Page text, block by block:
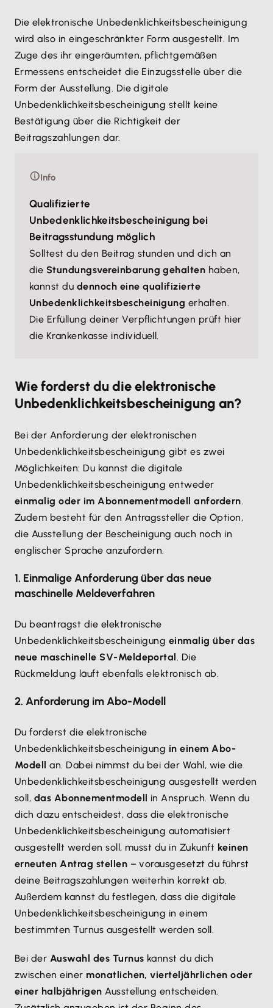
Die elektronische Unbedenklichkeitsbescheinigung
wird also in eingeschränkter Form ausgestellt. Im
Zuge des ihr eingeräumten, pflichtgemäßen
Ermessens entscheidet die Einzugsstelle über die
Form der Ausstellung. Die digitale
Unbedenklichkeitsbescheinigung stellt keine
Bestätigung über die Richtigkeit der
Beitragszahlungen dar.
Info
Qualifizierte
Unbedenklichkeitsbescheinigung bei
Beitragsstundung möglich
Solltest du den Beitrag stunden und dich an
die Stundungsvereinbarung gehalten haben,
kannst du dennoch eine qualifizierte
Unbedenklichkeitsbescheinigung erhalten.
Die Erfüllung deiner Verpflichtungen prüft hier
die Krankenkasse individuell.
Wie forderst du die elektronische
Unbedenklichkeitsbescheinigung an?
Bei der Anforderung der elektronischen
Unbedenklichkeitsbescheinigung gibt es zwei
Möglichkeiten: Du kannst die digitale
Unbedenklichkeitsbescheinigung entweder
einmalig oder im Abonnementmodell anfordern.
Zudem besteht für den Antragssteller die Option,
die Ausstellung der Bescheinigung auch noch in
englischer Sprache anzufordern.
1. Einmalige Anforderung über das neue
maschinelle Meldeverfahren
Du beantragst die elektronische
Unbedenklichkeitsbescheinigung einmalig über das
neue maschinelle SV-Meldeportal. Die
Rückmeldung läuft ebenfalls elektronisch ab.
2. Anforderung im Abo-Modell
Du forderst die elektronische
Unbedenklichkeitsbescheinigung in einem Abo-
Modell an. Dabei nimmst du bei der Wahl, wie die
Unbedenklichkeitsbescheinigung ausgestellt werden
soll, das Abonnementmodell in Anspruch. Wenn du
dich dazu entscheidest, dass die elektronische
Unbedenklichkeitsbescheinigung automatisiert
ausgestellt werden soll, musst du in Zukunft keinen
erneuten Antrag stellen – vorausgesetzt du führst
deine Beitragszahlungen weiterhin korrekt ab.
Außerdem kannst du festlegen, dass die digitale
Unbedenklichkeitsbescheinigung in einem
bestimmten Turnus ausgestellt werden soll.
Bei der Auswahl des Turnus kannst du dich
zwischen einer monatlichen, vierteljährlichen oder
einer halbjährigen Ausstellung entscheiden.